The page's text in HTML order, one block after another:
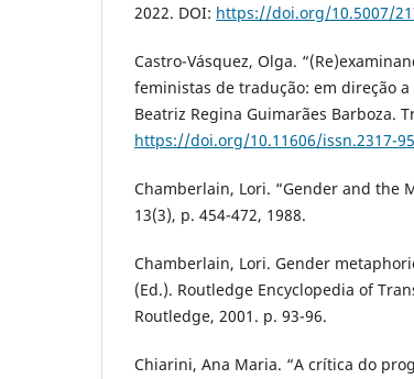
2022. DOI: https://doi.org/10.5007/
Castro-Vásquez, Olga.
feministas de tradução: em direção
Beatriz Regina Guimarães Barboza.
https://doi.org/10.11606/issn.2317-
Chamberlain, Lori. “Gender and the
13(3), p. 454-472, 1988.
Chamberlain, Lori. Gender
(Ed.). Routledge Encyclopedia of
Routledge, 2001. p. 93-96.
Chiarini, Ana Maria. “A crítica do